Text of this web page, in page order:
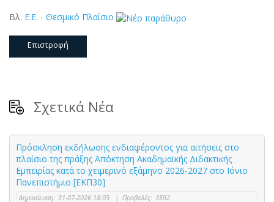
Βλ. E.E. - Θεσμικό Πλαίσιο
Επιστροφή
Σχετικά Νέα
Πρόσκληση εκδήλωσης ενδιαφέροντος για αιτήσεις στο
πλαίσιο της πράξης Απόκτηση Ακαδημαϊκής Διδακτικής
Εμπειρίας κατά το χειμερινό εξάμηνο 2026-2027 στο Ιόνιο
Πανεπιστήμιο [ΕΚΠ30]
Δημοσίευση: 31-07-2026 18:03 | Προβολές: 3592